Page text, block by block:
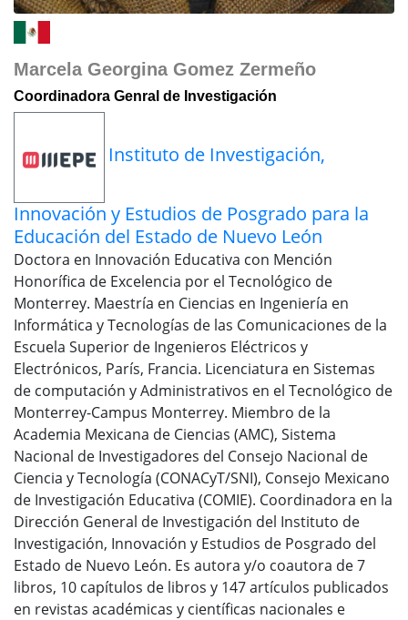
Marcela Georgina Gomez Zermeño
Coordinadora Genral de Investigación
Instituto de Investigación,
Innovación y Estudios de Posgrado para la
Educación del Estado de Nuevo León
Doctora en Innovación Educativa con Mención
Honorífica de Excelencia por el Tecnológico de
Monterrey. Maestría en Ciencias en Ingeniería en
Informática y Tecnologías de las Comunicaciones de la
Escuela Superior de Ingenieros Eléctricos y
Electrónicos, París, Francia. Licenciatura en Sistemas
de computación y Administrativos en el Tecnológico de
Monterrey-Campus Monterrey. Miembro de la
Academia Mexicana de Ciencias (AMC), Sistema
Nacional de Investigadores del Consejo Nacional de
Ciencia y Tecnología (CONACyT/SNI), Consejo Mexicano
de Investigación Educativa (COMIE). Coordinadora en la
Dirección General de Investigación del Instituto de
Investigación, Innovación y Estudios de Posgrado del
Estado de Nuevo León. Es autora y/o coautora de 7
libros, 10 capítulos de libros y 147 artículos publicados
en revistas académicas y científicas nacionales e